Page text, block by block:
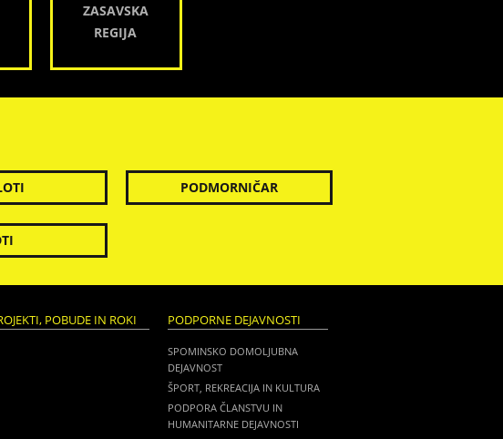
ZASAVSKA
REGIJA
PODMORNIČAR
POBUDE IN ROKI PODPORNE DEJAVNOSTI
SPOMINSKO DOMOLJUBNA
DEJAVNOST
ŠPORT, REKREACIJA IN KULTURA
PODPORA ČLANSTVU IN
HUMANITARNE DEJAVNOSTI